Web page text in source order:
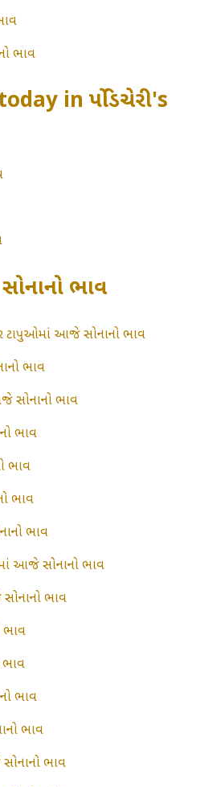
ભાવ
in પોંડિચેરી's
ભાવ
ટાપુઓમાં આજે સોનાનો ભાવ
ભાવ
સોનાનો ભાવ
ભાવ
ભાવ
ભાવ
ભાવ
આજે સોનાનો ભાવ
ભાવ
ભાવ
ભાવ
ભાવ
ભાવ
ભાવ